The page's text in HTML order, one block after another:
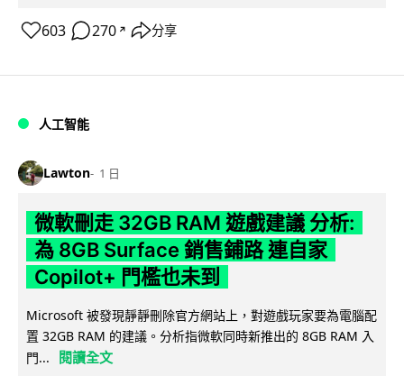
603 270 ↗ 分享
人工智能
Lawton 1 日
微軟刪走 32GB RAM 遊戲建議 分析:
為 8GB Surface 銷售鋪路 連自家
Copilot+ 門檻也未到
Microsoft 被發現靜靜刪除官方網站上，對遊戲玩家要為電腦配
置 32GB RAM 的建議。分析指微軟同時新推出的 8GB RAM 入
門...
閱讀全文